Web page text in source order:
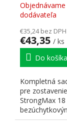
Objednávame
dodávateľa
€35,24 bez DPH
€43,35 / ks
Do košíka
Kompletná
pre
StrongMax 18
otváraním"